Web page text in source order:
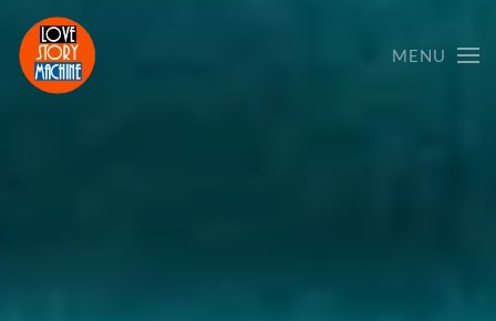
Skip to main content MENU